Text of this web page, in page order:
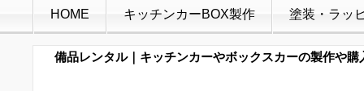
HOME キッチンカーBOX製作 塗装・ラッ
備品レンタル｜キッチンカーやボックスカーの製作や